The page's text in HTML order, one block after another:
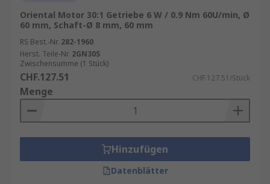
Oriental Motor 30:1 Getriebe 6 W / 0.9 Nm 60U/min, Ø
60 mm, Schaft-Ø 8 mm, 60 mm
RS Best.-Nr. 282-1960
Herst. Teile-Nr. 2GN30S
Zwischensumme (1 Stück)
CHF.127.51 CHF.127.51/Stück
Menge
Hinzufügen
Datenblätter